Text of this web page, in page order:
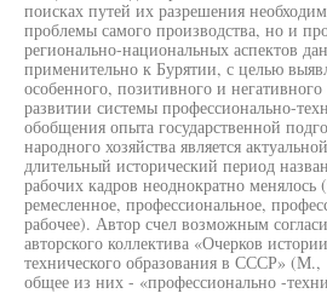
поисках путей их разрешения
проблемы самого производства, но и
регионально-национальных аспектов
применительно к Бурятии, с целью
особенного, позитивного и
развитии системы профессионально-
обобщения опыта государственной
народного хозяйства является
длительный исторический период
рабочих кадров неоднократно менялось
ремесленное, профессиональное,
рабочее). Автор счел возможным
авторского коллектива «Очерков
технического образования в СССР» (М.,
общее из них - «профессионально -